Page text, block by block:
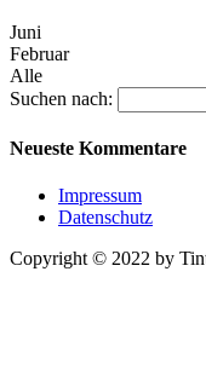
Juni
Februar
Alle
Suchen nach:
Neueste Kommentare
Impressum
Datenschutz
Copyright © 2022 by